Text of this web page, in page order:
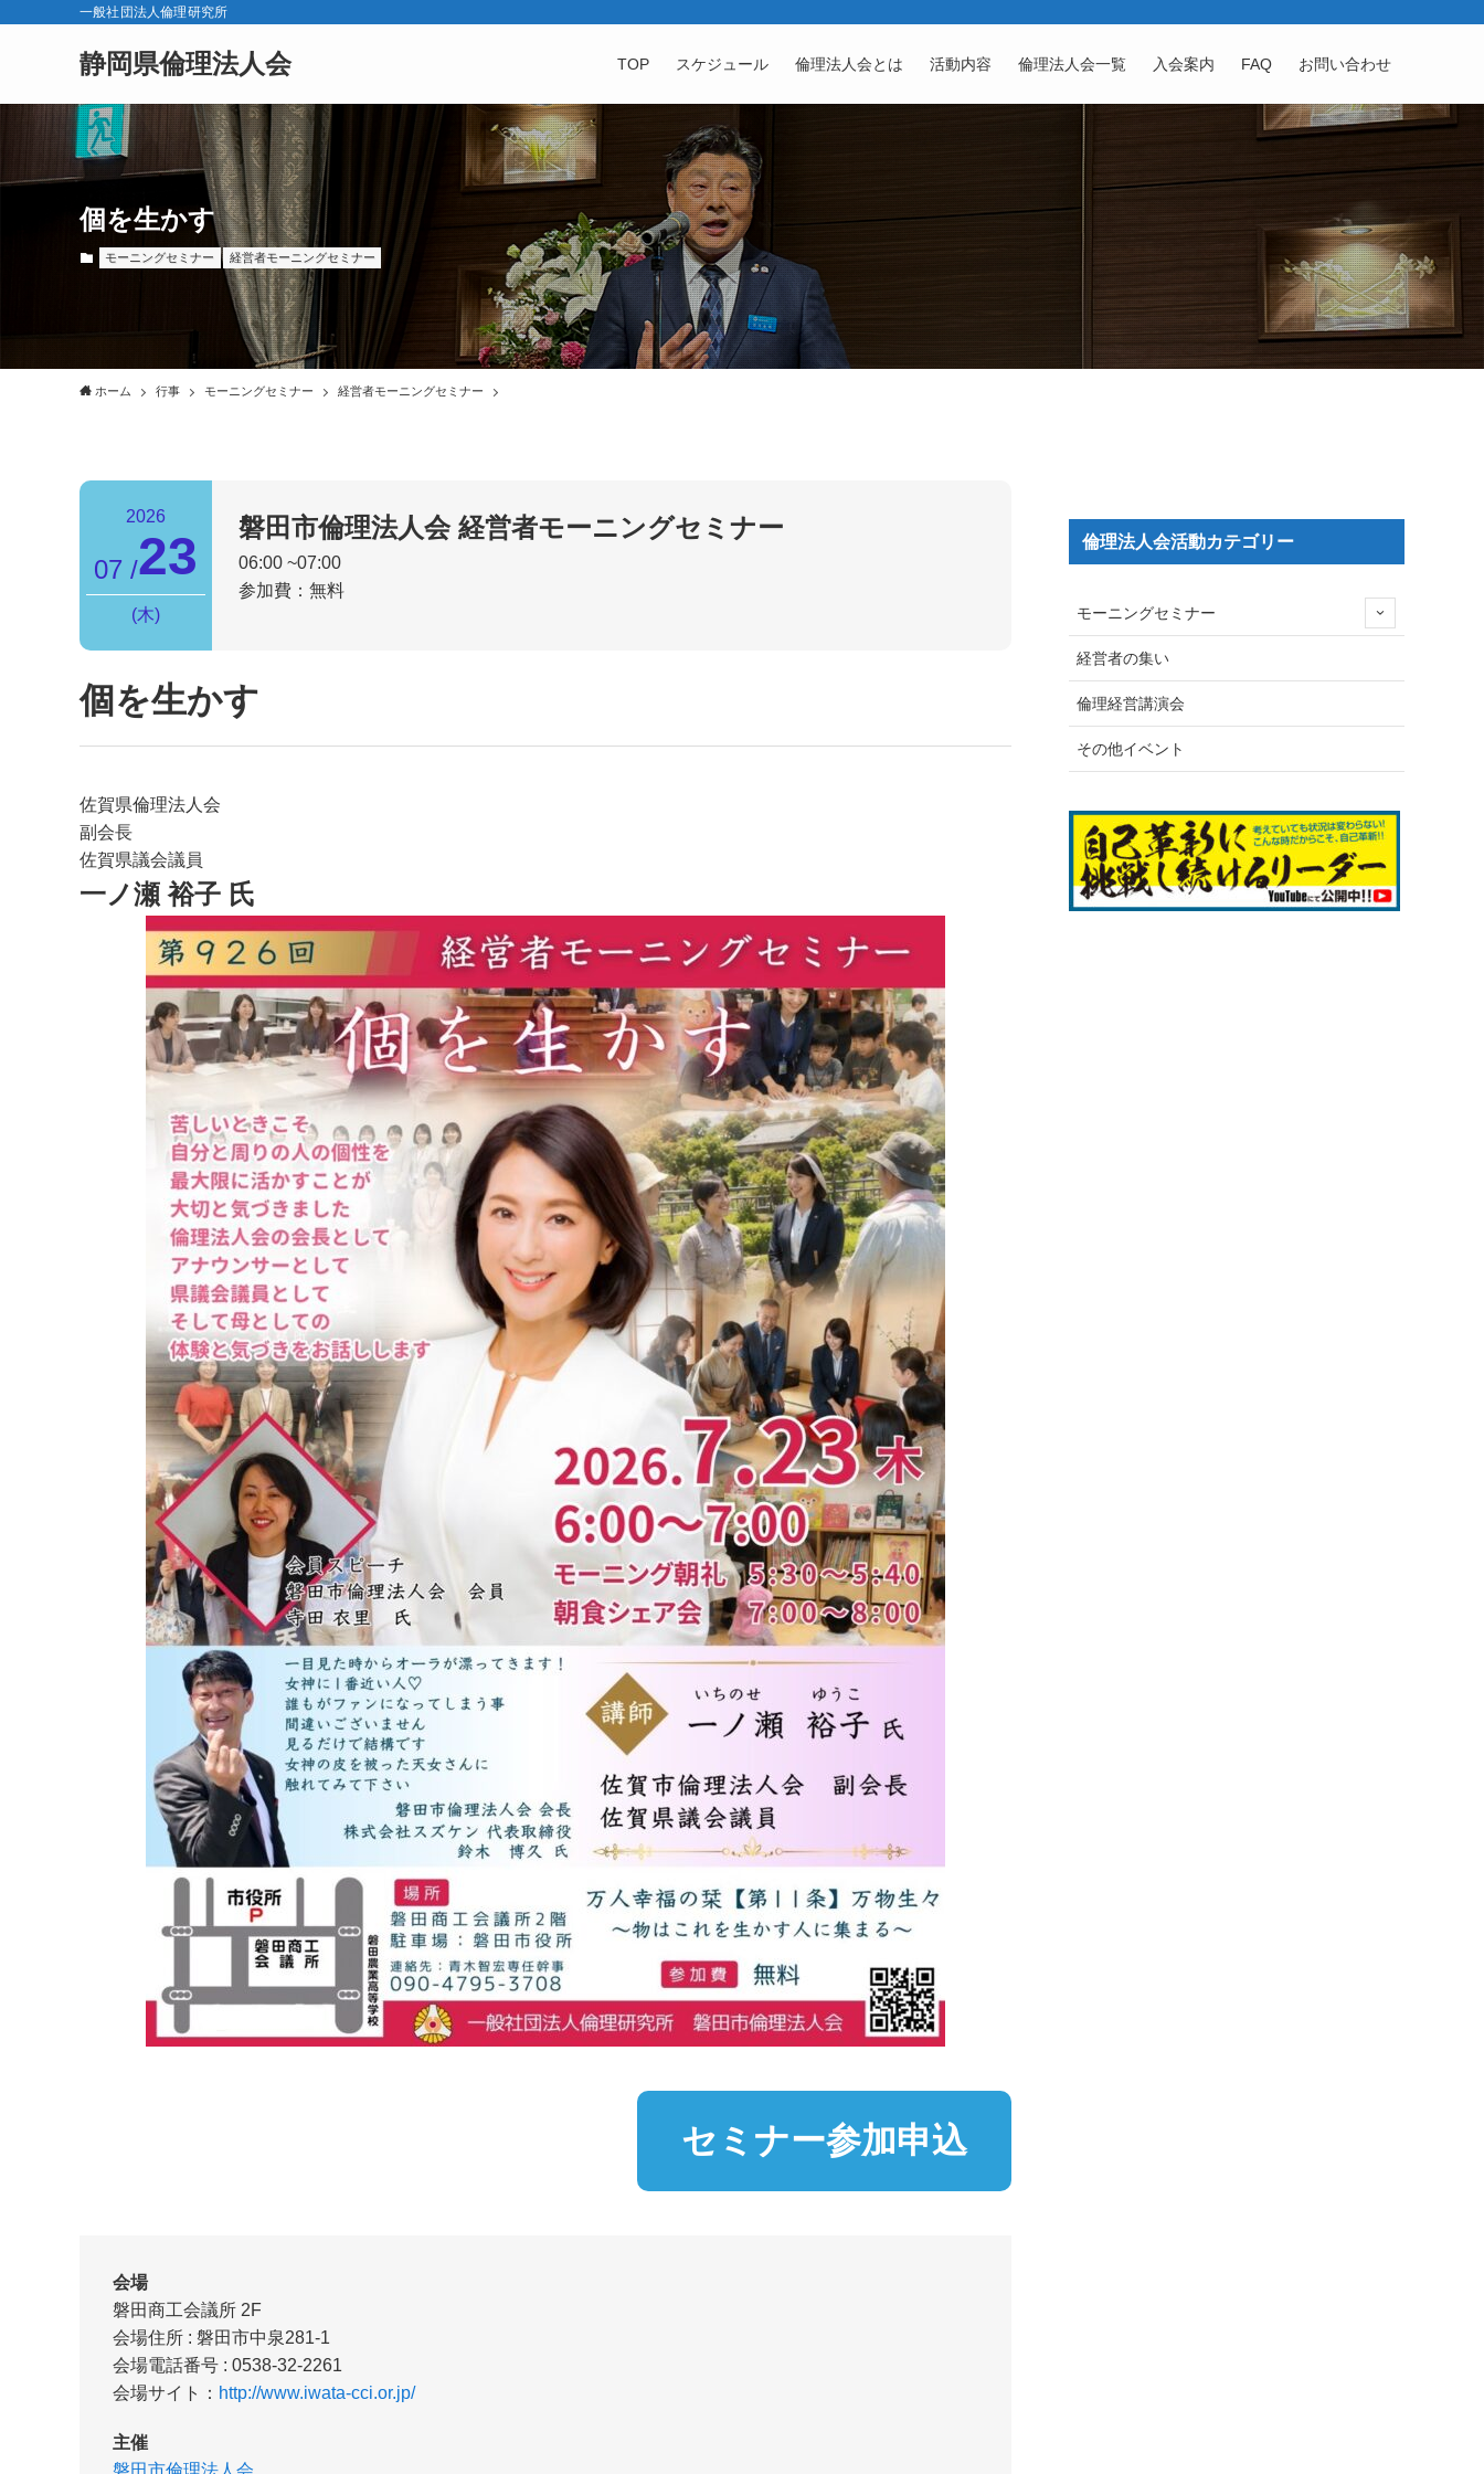
一般社団法人倫理研究所
静岡県倫理法人会 TOP スケジュール 倫理法人会とは 活動内容 倫理法人会一覧 入会案内 FAQ お問い合わせ
個を生かす
モーニングセミナー 経営者モーニングセミナー
ホーム 行事 モーニングセミナー 経営者モーニングセミナー
2026
07 23
木
磐田市倫理法人会 経営者モーニングセミナー
06:00
07:00
参加費：無料
個を生かす
佐賀県倫理法人会
副会長
佐賀県議会議員
一ノ瀬 裕子 氏
セミナー参加申込
会場
磐田商工会議所 2F
会場住所 : 磐田市中泉281-1
会場電話番号 : 0538-32-2261
会場サイト： http://www.iwata-cci.or.jp/
主催
磐田市倫理法人会
倫理法人会活動カテゴリー
モーニングセミナー
経営者の集い
倫理経営講演会
その他イベント